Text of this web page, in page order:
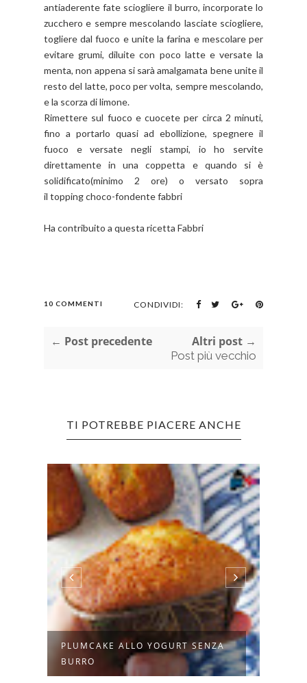
antiaderente fate sciogliere il burro, incorporate lo
zucchero e sempre mescolando lasciate sciogliere,
togliere dal fuoco e unite la farina e mescolare per
evitare grumi, diluite con poco latte e versate la
menta, non appena si sarà amalgamata bene unite il
resto del latte, poco per volta, sempre mescolando,
e la scorza di limone.
Rimettere sul fuoco e cuocete per circa 2 minuti,
fino a portarlo quasi ad ebollizione, spegnere il
fuoco e versate negli stampi, io ho servite
direttamente in una coppetta e quando si è
solidificato(minimo 2 ore) o versato sopra
il topping choco-fondente fabbri
Ha contribuito a questa ricetta Fabbri
10 COMMENTI CONDIVIDI:
← Post precedente Altri post →
Post più vecchio
TI POTREBBE PIACERE ANCHE
PLUMCAKE ALLO YOGURT SENZA
BURRO